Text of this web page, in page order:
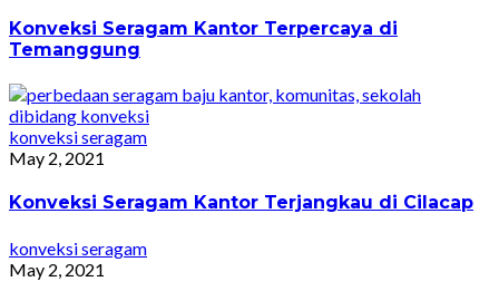
Konveksi Seragam Kantor Terpercaya di
Temanggung
konveksi seragam
May 2, 2021
Konveksi Seragam Kantor Terjangkau di Cilacap
konveksi seragam
May 2, 2021